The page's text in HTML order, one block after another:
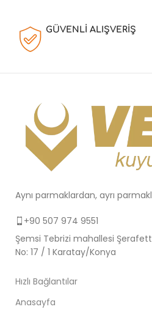
GÜVENLİ ALIŞVERİŞ
Aynı parmaklardan, ayrı
+90 507 974 9551
Şemsi Tebrizi mahallesi
No: 17 / 1 Karatay/Konya
Hızlı Bağlantılar
Anasayfa